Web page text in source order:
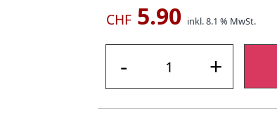
CHF5.90 inkl. 8.1 % MwSt.
- +